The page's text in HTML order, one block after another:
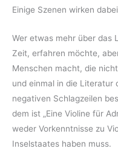
Einige Szenen wirken
Wer etwas mehr über das
Zeit, erfahren möchte,
Menschen macht, die
und einmal in die Literatur
negativen Schlagzeilen
dem ist „Eine Violine für
weder Vorkenntnisse zu
Inselstaates haben muss.